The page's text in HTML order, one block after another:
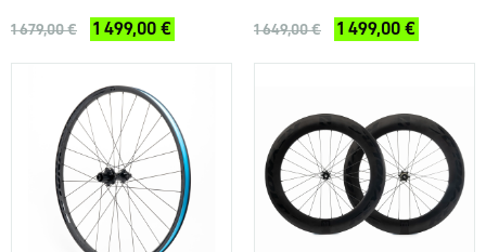
1 679,00 € 1 499,00 € 1 649,00 € 1 499,00 €